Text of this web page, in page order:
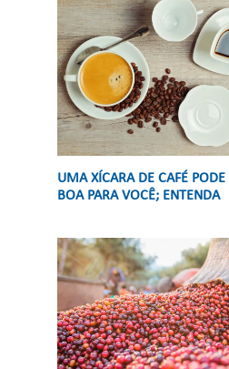
UMA XÍCARA DE CAFÉ PODE
BOA PARA VOCÊ; ENTENDA